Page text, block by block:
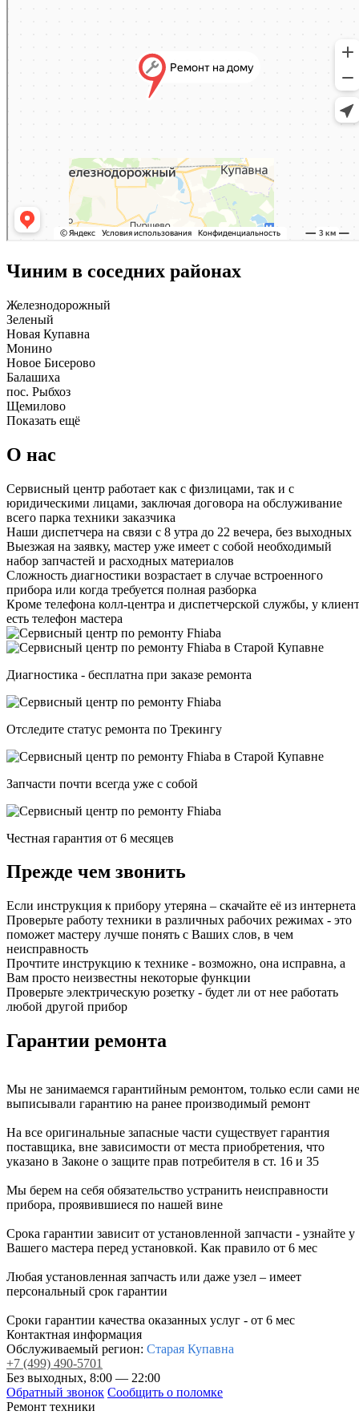
Чиним в соседних районах
Железнодорожный
Зеленый
Новая Купавна
Монино
Новое Бисерово
Балашиха
пос. Рыбхоз
Щемилово
Показать ещё
О нас
Сервисный центр работает как с физлицами, так и с
юридическими лицами, заключая договора на обслуживание
всего парка техники заказчика
Наши диспетчера на связи с 8 утра до 22 вечера, без выходных
Выезжая на заявку, мастер уже имеет с собой необходимый
набор запчастей и расходных материалов
Сложность диагностики возрастает в случае встроенного
прибора или когда требуется полная разборка
Кроме телефона колл-центра и диспетчерской службы, у
есть телефон мастера
Диагностика - бесплатна при заказе ремонта
Отследите статус ремонта по Трекингу
Запчасти почти всегда уже с собой
Честная гарантия от 6 месяцев
Прежде чем звонить
Если инструкция к прибору утеряна – скачайте её из интернета
Проверьте работу техники в различных рабочих режимах - это
поможет мастеру лучше понять с Ваших слов, в чем
неисправность
Прочтите инструкцию к технике - возможно, она исправна, а
Вам просто неизвестны некоторые функции
Проверьте электрическую розетку - будет ли от нее работать
любой другой прибор
Гарантии ремонта
Мы не занимаемся гарантийным ремонтом, только если сами не
выписывали гарантию на ранее производимый ремонт
На все оригинальные запасные части существует гарантия
поставщика, вне зависимости от места приобретения, что
указано в Законе о защите прав потребителя в ст. 16 и 35
Мы берем на себя обязательство устранить неисправности
прибора, проявившиеся по нашей вине
Срока гарантии зависит от установленной запчасти - узнайте у
Вашего мастера перед установкой. Как правило от 6 мес
Любая установленная запчасть или даже узел – имеет
персональный срок гарантии
Сроки гарантии качества оказанных услуг - от 6 мес
Контактная информация
Обслуживаемый регион: Старая Купавна
+7 (499) 490-5701
Без выходных, 8:00 — 22:00
Обратный звонок Сообщить о поломке
Ремонт техники